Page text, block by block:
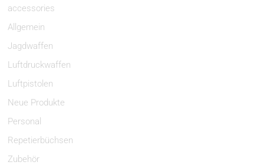
accessories
Allgemein
Jagdwaffen
Luftdruckwaffen
Luftpistolen
Neue Produkte
Personal
Repetierbüchsen
Zubehör